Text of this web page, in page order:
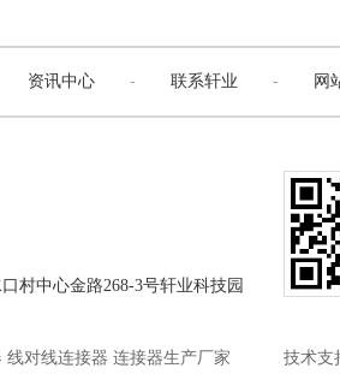
资讯中心 - 联系轩业 - 网
村中心金路268-3号轩业科技园
对线连接器 连接器生产厂家 技术支